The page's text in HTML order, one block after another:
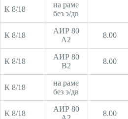
К 8/18
на раме
без э/дв
К 8/18
АИР 80
А2
8.00
К 8/18
АИР 80
В2
8.00
К 8/18
на раме
без э/дв
К 8/18
АИР 80
8.00